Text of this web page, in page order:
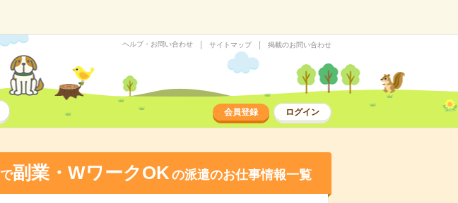
ヘルプ・お問い合わせ サイトマップ 掲載のお問い合わせ
会員登録 ログイン
で副業・WワークOKの派遣のお仕事情報一覧